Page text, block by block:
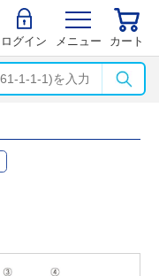
ログイン メニュー カート